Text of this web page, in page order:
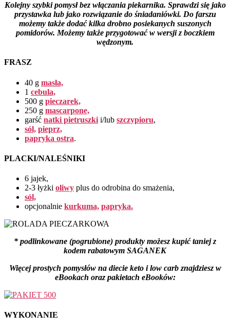
Kolejny szybki pomysł bez włączania piekarnika. Sprawdzi się jako
przystawka lub jako rozwiązanie do śniadaniówki. Do farszu
możemy także dodać kilka drobno posiekanych suszonych
pomidorów. Możemy także przygotować w wersji z boczkiem
wędzonym.
FRASZ
40 g masła,
1 cebula,
500 g pieczarek,
250 g mascarpone,
garść natki pietruszki i/lub szczypioru,
sól, pieprz,
papryka ostra.
PLACKI/NALEŚNIKI
6 jajek,
2-3 łyżki oliwy plus do odrobina do smażenia,
sól,
opcjonalnie kurkuma, papryka.
* podlinkowane (pogrubione) produkty możesz kupić taniej z
kodem rabatowym SAGANEK
Więcej prostych pomysłów na diecie keto i low carb znajdziesz w
eBookach oraz pakietach eBooków:
WYKONANIE